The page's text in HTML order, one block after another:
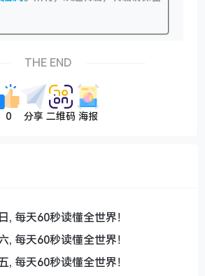
THE END
0 分享 二维码 海报
, 每天60秒读懂全世界！
, 每天60秒读懂全世界！
, 每天60秒读懂全世界！